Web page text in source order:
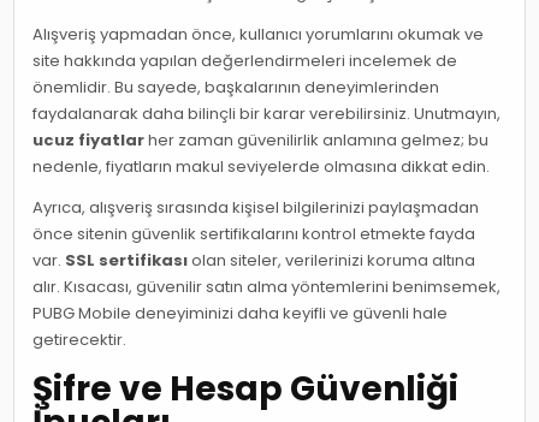
Alışveriş yapmadan önce, kullanıcı yorumlarını okumak ve
site hakkında yapılan değerlendirmeleri incelemek de
önemlidir. Bu sayede, başkalarının deneyimlerinden
faydalanarak daha bilinçli bir karar verebilirsiniz. Unutmayın,
ucuz fiyatlarher zaman güvenilirlik anlamına gelmez; bu
nedenle, fiyatların makul seviyelerde olmasına dikkat edin.
Ayrıca, alışveriş sırasında kişisel bilgilerinizi paylaşmadan
önce sitenin güvenlik sertifikalarını kontrol etmekte fayda
var. SSL sertifikasıolan siteler, verilerinizi koruma altına
alır. Kısacası, güvenilir satın alma yöntemlerini benimsemek,
PUBG Mobile deneyiminizi daha keyifli ve güvenli hale
getirecektir.
Şifre ve Hesap Güvenliği